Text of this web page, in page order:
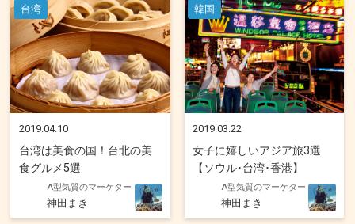
台湾
2019.04.10
台湾は美食の国！台北の美
食グルメ5選
A型気質のマーケター
神田まき
韓国
2019.03.22
女子に嬉しいアジア旅3選
【ソウル･台湾･香港】
A型気質のマーケター
神田まき